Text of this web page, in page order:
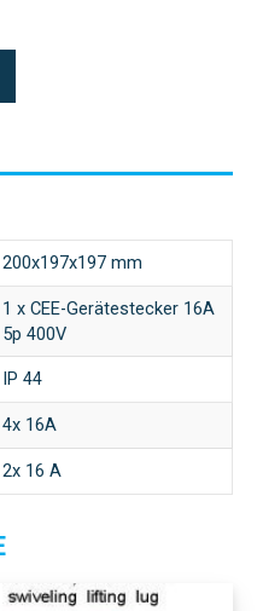
200x197x197 mm
1 x CEE-Gerätestecker 16A
5p 400V
IP 44
4x 16A
2x 16 A